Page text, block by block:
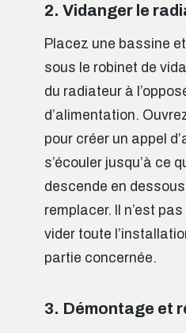
2. Vidanger le
Placez une bassine
sous le robinet de
du radiateur à
d’alimentation.
pour créer un appel
s’écouler jusqu’à ce
descende en
remplacer. Il n’est
vider toute
partie concernée.
3. Démontage et